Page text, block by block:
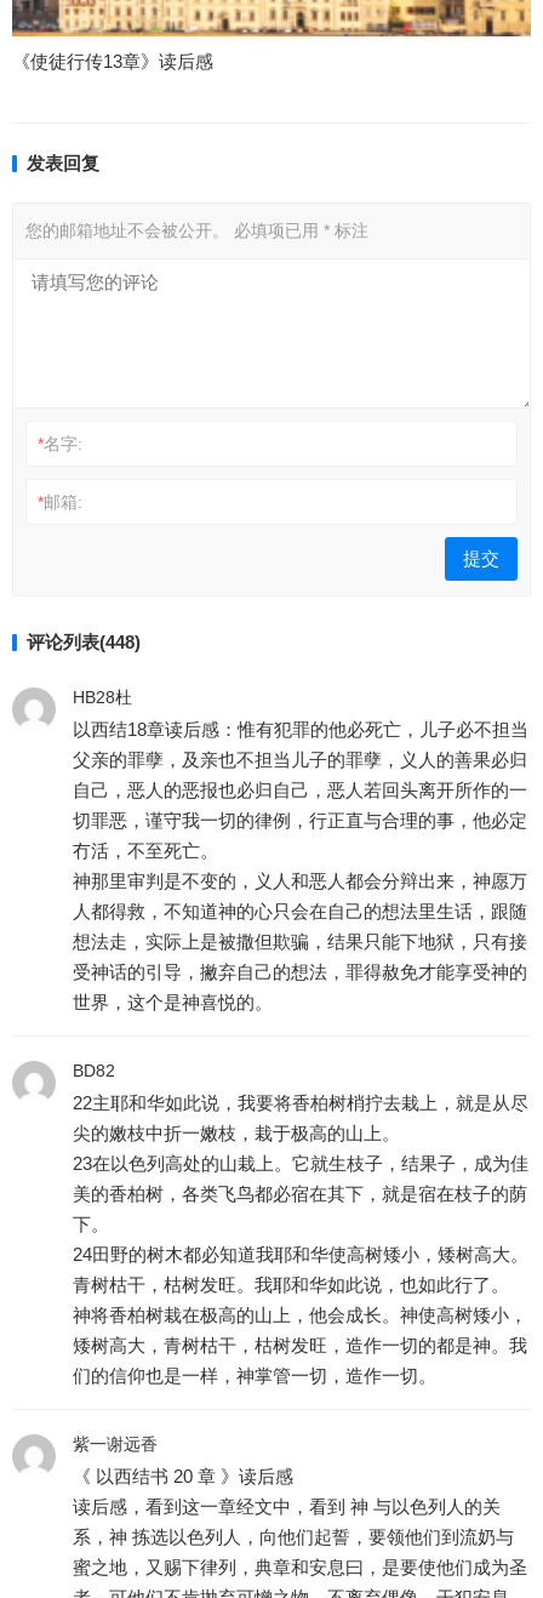
《使徒行传13章》读后感
发表回复
您的邮箱地址不会被公开。 必填项已用 * 标注
*名字:
*邮箱:
评论列表(448)
HB28杜
以西结18章读后感：惟有犯罪的他必死亡，儿子必不担当
父亲的罪孽，及亲也不担当儿子的罪孽，义人的善果必归
自己，恶人的恶报也必归自己，恶人若回头离开所作的一
切罪恶，谨守我一切的律例，行正直与合理的事，他必定
冇活，不至死亡。
神那里审判是不变的，义人和恶人都会分辩出来，神愿万
人都得救，不知道神的心只会在自己的想法里生话，跟随
想法走，实际上是被撒但欺骗，结果只能下地狱，只有接
受神话的引导，撇弃自己的想法，罪得赦免才能享受神的
世界，这个是神喜悦的。
BD82
22主耶和华如此说，我要将香柏树梢拧去栽上，就是从尽
尖的嫩枝中折一嫩枝，栽于极高的山上。
23在以色列高处的山栽上。它就生枝子，结果子，成为佳
美的香柏树，各类飞鸟都必宿在其下，就是宿在枝子的荫
下。
24田野的树木都必知道我耶和华使高树矮小，矮树高大。
青树枯干，枯树发旺。我耶和华如此说，也如此行了。
神将香柏树栽在极高的山上，他会成长。神使高树矮小，
矮树高大，青树枯干，枯树发旺，造作一切的都是神。我
们的信仰也是一样，神掌管一切，造作一切。
紫一谢远香
《 以西结书 20 章 》读后感
读后感，看到这一章经文中，看到 神 与以色列人的关
系，神 拣选以色列人，向他们起誓，要领他们到流奶与
蜜之地，又赐下律列，典章和安息曰，是要使他们成为圣